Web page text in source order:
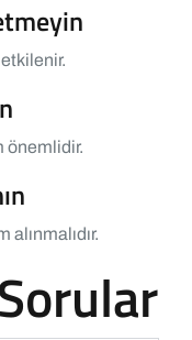
önemlidir.